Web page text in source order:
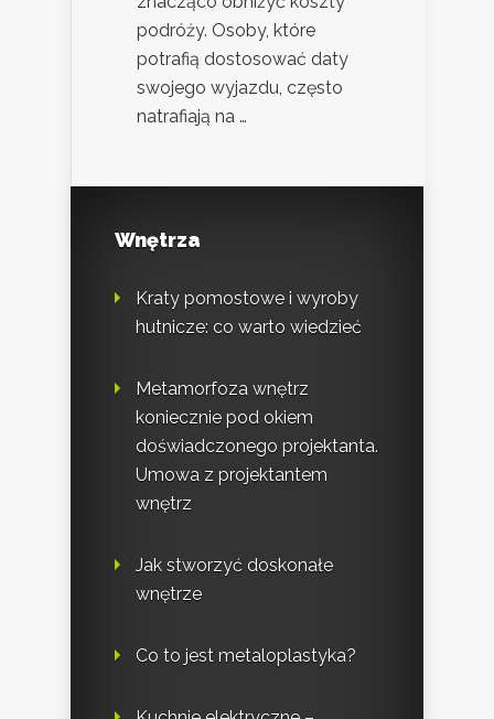
podróży. Osoby, które
potrafią dostosować daty
swojego wyjazdu, często
natrafiają na …
Wnętrza
Kraty pomostowe i wyroby
hutnicze: co warto wiedzieć
Metamorfoza wnętrz
koniecznie pod okiem
doświadczonego projektanta.
Umowa z projektantem
wnętrz
Jak stworzyć doskonałe
wnętrze
Co to jest metaloplastyka?